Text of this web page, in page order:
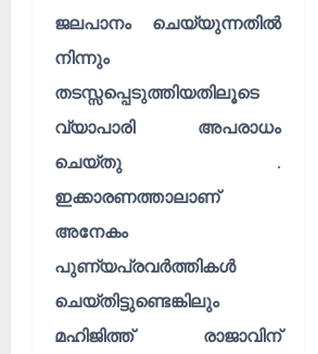
ജലപാനം ചെയ്യുന്നതിൽ
നിന്നും
തടസ്സപ്പെടുത്തിയതിലൂടെ
വ്യാപാരി അപരാധം
ചെയ്തു .
ഇക്കാരണത്താലാണ്
അനേകം
പുണ്യപ്രവർത്തികൾ
ചെയ്തിട്ടുണ്ടെങ്കിലും
മഹിജിത്ത് രാജാവിന്